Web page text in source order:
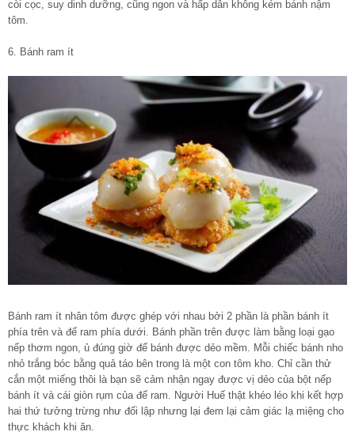
còi cọc, suy dinh dưỡng, cũng ngon và hấp dẫn không kém bánh nậm
tôm.
6. Bánh ram ít
Bánh ram ít nhân tôm được ghép với nhau bởi 2 phần là phần bánh ít
phía trên và đế ram phía dưới. Bánh phần trên được làm bằng loại gạo
nếp thơm ngon, ủ đúng giờ để bánh được dẻo mềm. Mỗi chiếc bánh nho
nhỏ trắng bóc bằng quả táo bên trong là một con tôm kho. Chỉ cần thử
cắn một miếng thôi là bạn sẽ cảm nhận ngay được vị dẻo của bột nếp
bánh ít và cái giòn rụm của đế ram. Người Huế thật khéo léo khi kết hợp
hai thứ tưởng trừng như đối lập nhưng lại đem lại cảm giác lạ miệng cho
thực khách khi ăn.